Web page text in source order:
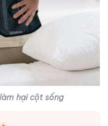
hại cột sống